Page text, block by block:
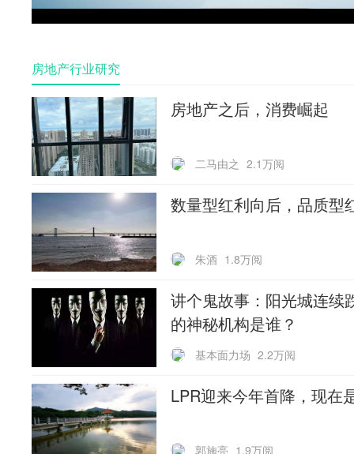
房地产行业研究
房地产之后，消费崛起
二马由之 2.1万阅
数量型红利向后，品质型
朱酒 1.8万阅
讲个鬼故事：阳光城连续
的神秘机构是谁？
基本面力场 2.2万阅
LPR迎来今年首降，现在
郭施亮 1.9万阅